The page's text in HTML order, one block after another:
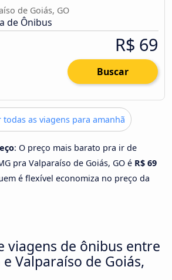
de Goiás, GO
de Ônibus
R$ 69
Buscar
todas as viagens para amanhã
: O preço mais barato pra ir de
pra Valparaíso de Goiás, GO é R$ 69
é flexível economiza no preço da
viagens de ônibus entre
Valparaíso de Goiás,